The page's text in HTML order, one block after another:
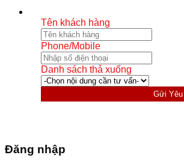
Tên khách hàng
Phone/Mobile
Danh sách thả xuống
Gửi Yêu
Đăng nhập